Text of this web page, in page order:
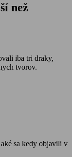
než
iba tri draky,
tvorov.
sa kedy objavili v